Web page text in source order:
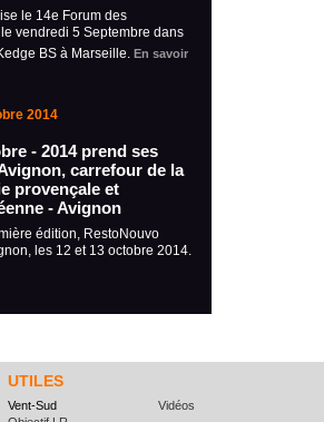
le 14e Forum des
vendredi 5 Septembre dans
BS à Marseille. En savoir
2014
- 2014 prend ses
carrefour de la
provençale et
- Avignon
édition, RestoNouvo
les 12 et 13 octobre 2014.
UTILES
Vent-Sud
Vidéos